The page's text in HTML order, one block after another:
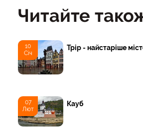
Читайте
10
Січ
Трір - найстаріше
07
Лют
Кауб